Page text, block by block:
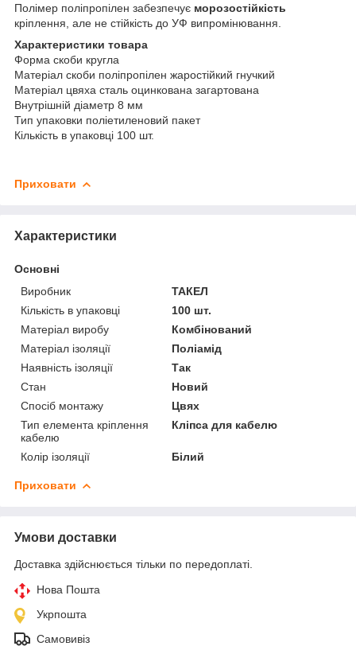
Полімер поліпропілен забезпечує морозостійкість
кріплення, але не стійкість до УФ випромінювання.
Характеристики товара
Форма скоби кругла
Матеріал скоби поліпропілен жаростійкий гнучкий
Матеріал цвяха сталь оцинкована загартована
Внутрішній діаметр 8 мм
Тип упаковки поліетиленовий пакет
Кількість в упаковці 100 шт.
Приховати
Характеристики
Основні
Виробник
ТАКЕЛ
Кількість в упаковці
100 шт.
Матеріал виробу
Комбінований
Матеріал ізоляції
Поліамід
Наявність ізоляції
Так
Стан
Новий
Спосіб монтажу
Цвях
Тип елемента кріплення
кабелю
Кліпса для кабелю
Колір ізоляції Білий
Приховати
Умови доставки
Доставка здійснюється тільки по передоплаті.
Нова Пошта
Укрпошта
Самовивіз